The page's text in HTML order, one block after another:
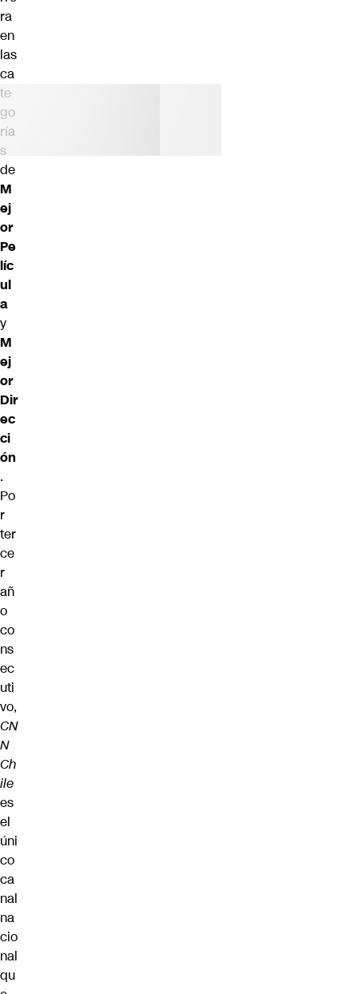
ra
en
las
ca
te
go
ría
s
de
M
ej
or
Pe
líc
ul
a
y
M
ej
or
Dir
ec
ci
ón
.
Po
r
ter
ce
r
añ
o
co
ns
ec
uti
vo,
CN
N
Ch
ile
es
el
úni
co
ca
nal
na
cio
nal
qu